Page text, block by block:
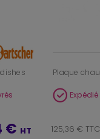
€ HT
Plaque
125,36 € TTC